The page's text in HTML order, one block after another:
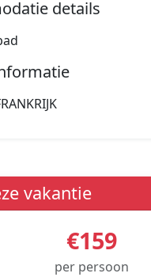
details
vakantie
€159
per persoon